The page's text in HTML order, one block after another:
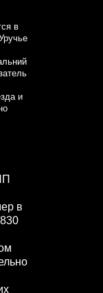
в
и
в